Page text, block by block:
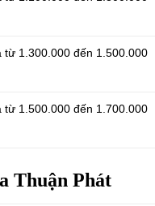
từ 1.300.000 đến 1.500.000
từ 1.500.000 đến 1.700.000
Thuận Phát